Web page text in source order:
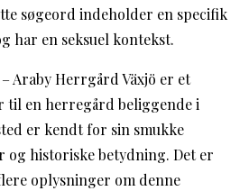
søgeord indeholder en specifik
har en seksuel kontekst.
Araby Herrgård Växjö er et
til en herregård beliggende i
er kendt for sin smukke
og historiske betydning. Det er
oplysninger om denne